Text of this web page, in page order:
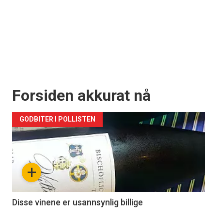
Forsiden akkurat nå
+
GODBITER I POLLISTEN
Disse vinene er usannsynlig billige